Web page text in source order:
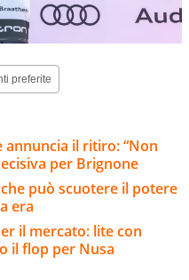
preferite
annuncia il ritiro: “Non
per Brignone
può scuotere il potere
era
il mercato: lite con
il flop per Nusa